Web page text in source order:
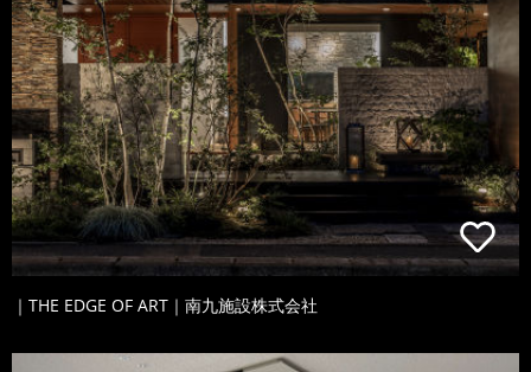
｜THE EDGE OF ART｜南九施設株式会社